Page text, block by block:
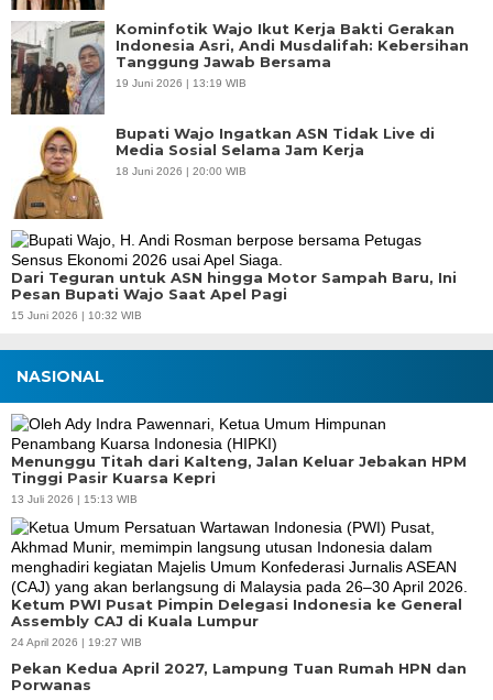
Kominfotik Wajo Ikut Kerja Bakti Gerakan
Indonesia Asri, Andi Musdalifah: Kebersihan
Tanggung Jawab Bersama
19 Juni 2026 | 13:19 WIB
Bupati Wajo Ingatkan ASN Tidak Live di
Media Sosial Selama Jam Kerja
18 Juni 2026 | 20:00 WIB
Dari Teguran untuk ASN hingga Motor Sampah Baru, Ini
Pesan Bupati Wajo Saat Apel Pagi
15 Juni 2026 | 10:32 WIB
NASIONAL
Menunggu Titah dari Kalteng, Jalan Keluar Jebakan HPM
Tinggi Pasir Kuarsa Kepri
13 Juli 2026 | 15:13 WIB
Ketum PWI Pusat Pimpin Delegasi Indonesia ke General
Assembly CAJ di Kuala Lumpur
24 April 2026 | 19:27 WIB
Pekan Kedua April 2027, Lampung Tuan Rumah HPN dan
Porwanas